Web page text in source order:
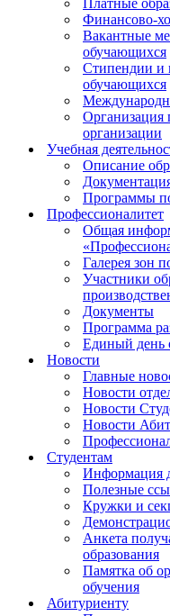
Платные
Финансово-
Вакантные
обучающихся
Стипендии и
обучающихся
Организация
организации
Учебная
Описание
Программы
Профессионалитет
Общая
Галерея зон
Участники
Документы
Программа
Единый день
Новости
Главные
Новости
Новости
Новости
Студентам
Информация
Полезные
Кружки и
Анкета
образования
Памятка об
обучения
Абитуриенту